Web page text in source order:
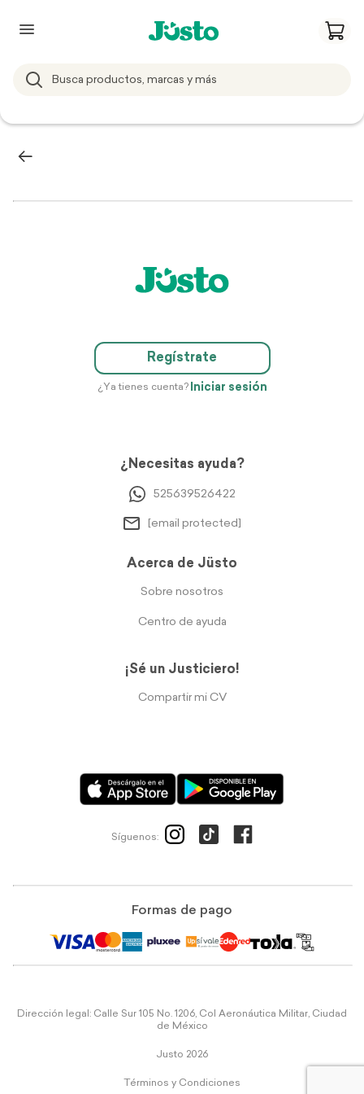
Regístrate
¿Ya tienes cuenta? Iniciar sesión
¿Necesitas ayuda?
525639526422
[email protected]
Acerca de Jüsto
Sobre nosotros
Centro de ayuda
¡Sé un Justiciero!
Compartir mi CV
Síguenos:
Formas de pago
Dirección legal: Calle Sur 105 No. 1206, Col Aeronáutica Militar, Ciudad
de México
Justo 2026
Términos y Condiciones